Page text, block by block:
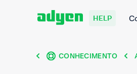
HELP
CONHECIMENTO